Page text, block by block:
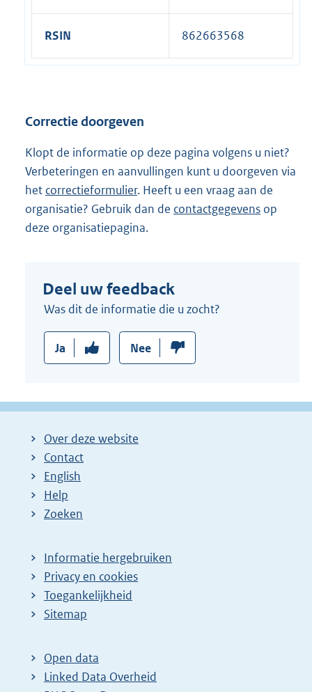
RSIN 862663568
Correctie doorgeven
Klopt de informatie op deze pagina volgens u niet?
Verbeteringen en aanvullingen kunt u doorgeven via
het correctieformulier. Heeft u een vraag aan de
organisatie? Gebruik dan de contactgegevens op
deze organisatiepagina.
Deel uw feedback
Was dit de informatie die u zocht?
Ja Nee
Over deze website
Contact
English
Help
Zoeken
Informatie hergebruiken
Privacy en cookies
Toegankelijkheid
Sitemap
Open data
Linked Data Overheid